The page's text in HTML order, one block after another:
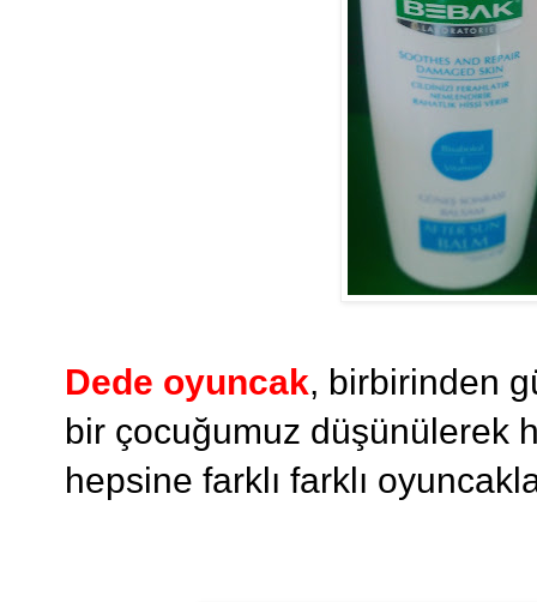
Dede oyuncak, birbirinden
bir çocuğumuz düşünülerek
hepsine farklı farklı